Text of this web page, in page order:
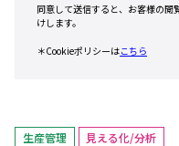
生産管理
見える化/分析